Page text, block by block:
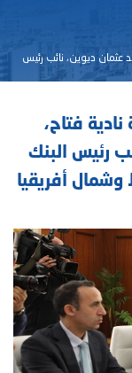
عثمان ديوين، نائب رئيس
نادية فتاح،
رئيس البنك
أفريقيا